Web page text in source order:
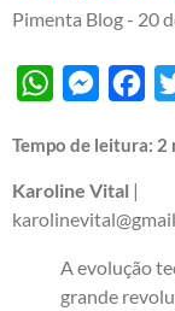
Pimenta Blog - 20
WhatsApp
Tempo de leitura: 2
Karoline Vital |
A evolução
grande